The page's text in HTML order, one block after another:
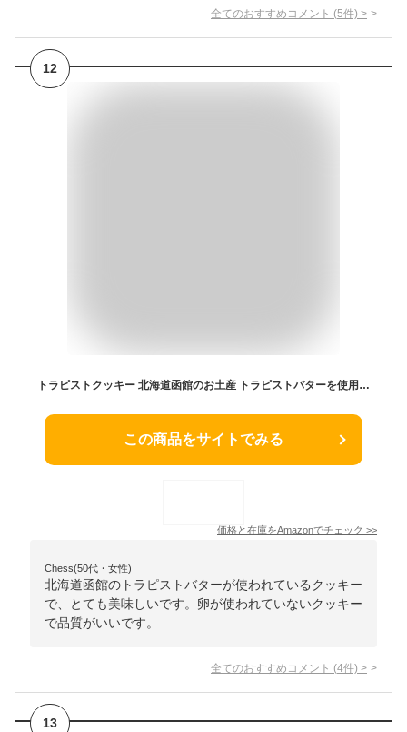
全てのおすすめコメント (5件) >
12
トラピストクッキー 北海道函館のお土産 トラピストバターを使用 24包 2箱セット 卵不使用 ロングセラー
この商品をサイトでみる
価格と在庫をAmazonでチェック >>
Chess(50代・女性)
北海道函館のトラピストバターが使われているクッキー
で、とても美味しいです。卵が使われていないクッキー
で品質がいいです。
全てのおすすめコメント (4件) >
13